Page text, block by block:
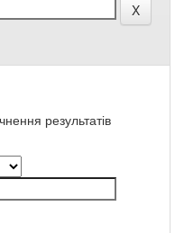
результатів